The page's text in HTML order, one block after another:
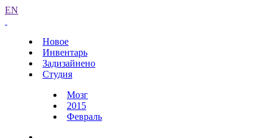
EN
Новое
Инвентарь
Задизайнено
Студия
Мозг
2015
Февраль